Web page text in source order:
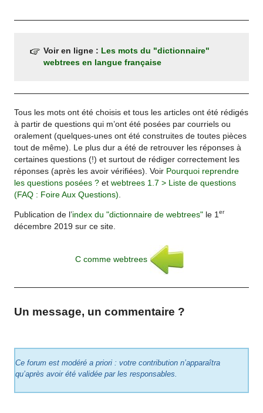
Voir en ligne : Les mots du "dictionnaire"
webtrees en langue française
Tous les mots ont été choisis et tous les articles ont été rédigés
à partir de questions qui m’ont été posées par courriels ou
oralement (quelques-unes ont été construites de toutes pièces
tout de même). Le plus dur a été de retrouver les réponses à
certaines questions (!) et surtout de rédiger correctement les
réponses (après les avoir vérifiées). Voir Pourquoi reprendre
les questions posées ? etwebtrees 1.7 > Liste de questions
(FAQ : Foire Aux Questions)
Publication de l’index du "dictionnaire de webtrees" le 1er
décembre 2019 sur ce site.
C comme webtrees
Un message, un commentaire ?
Ce forum est modéré a priori : votre contribution n’apparaîtra
qu’après avoir été validée par les responsables.